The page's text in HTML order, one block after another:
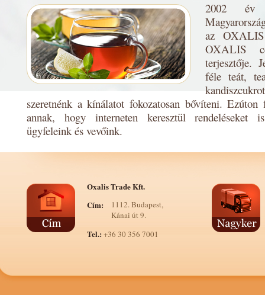
2002 év
az
OXALIS
terjesztője.
féle teát,
szeretnénk a kínálatot fokozatosan bővíteni. Ezúton
annak, hogy interneten keresztül rendeléseket
ügyfeleink és vevőink.
Oxalis Trade Kft.
Cím:
1112. Budapest,
Kánai út 9.
Tel.: +36 30 356 7001